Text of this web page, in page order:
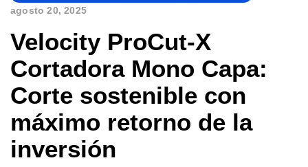
agosto 20, 2025
Velocity ProCut-X
Cortadora Mono Capa:
Corte sostenible con
máximo retorno de la
inversión